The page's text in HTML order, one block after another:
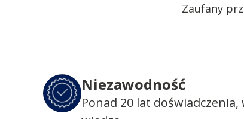
Zaufany
Niezawodność
Ponad 20 lat